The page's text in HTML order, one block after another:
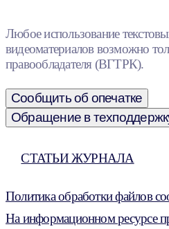
Любое использование
видеоматериалов возможно
правообладателя (ВГТРК).
Сообщить об опечатке
Обращение в
СТАТЬИ ЖУРНАЛА
Политика обработки файлов
На информационном ресурсе